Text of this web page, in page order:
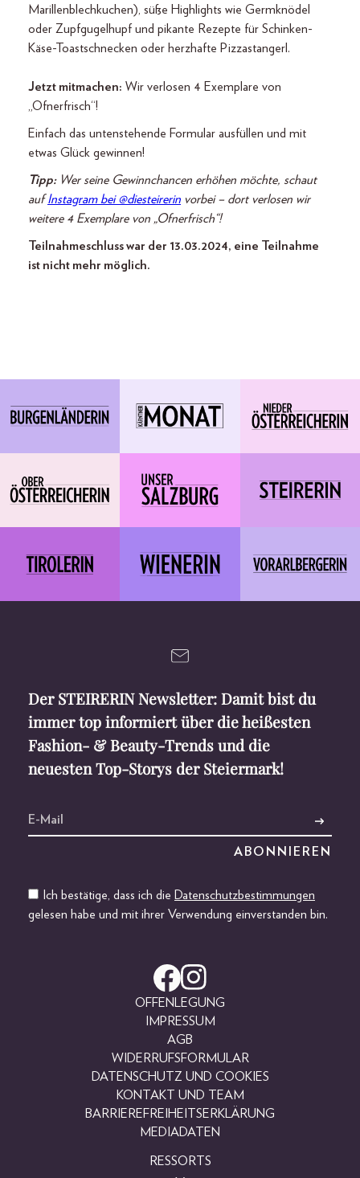
Marillenblechkuchen), süße Highlights wie Germknödel
oder Zupfgugelhupf und pikante Rezepte für Schinken-
Käse-Toastschnecken oder herzhafte Pizzastangerl.
Jetzt mitmachen: Wir verlosen 4 Exemplare von
„Ofnerfrisch“!
Einfach das untenstehende Formular ausfüllen und mit
etwas Glück gewinnen!
Tipp:Wer seine Gewinnchancen erhöhen möchte, schaut
aufInstagram bei @diesteirerin vorbei – dort verlosen wir
weitere 4 Exemplare von „Ofnerfrisch“!
Teilnahmeschluss war der 13.03.2024, eine Teilnahme
ist nicht mehr möglich.
Der STEIRERIN Newsletter: Damit bist du
immer top informiert über die heißesten
Fashion- & Beauty-Trends und die
neuesten Top-Storys der Steiermark!
Ich bestätige, dass ich die Datenschutzbestimmungen
gelesen habe und mit ihrer Verwendung einverstanden bin.
OFFENLEGUNG
IMPRESSUM
AGB
WIDERRUFSFORMULAR
DATENSCHUTZ UND COOKIES
KONTAKT UND TEAM
BARRIEREFREIHEITSERKLÄRUNG
MEDIADATEN
RESSORTS